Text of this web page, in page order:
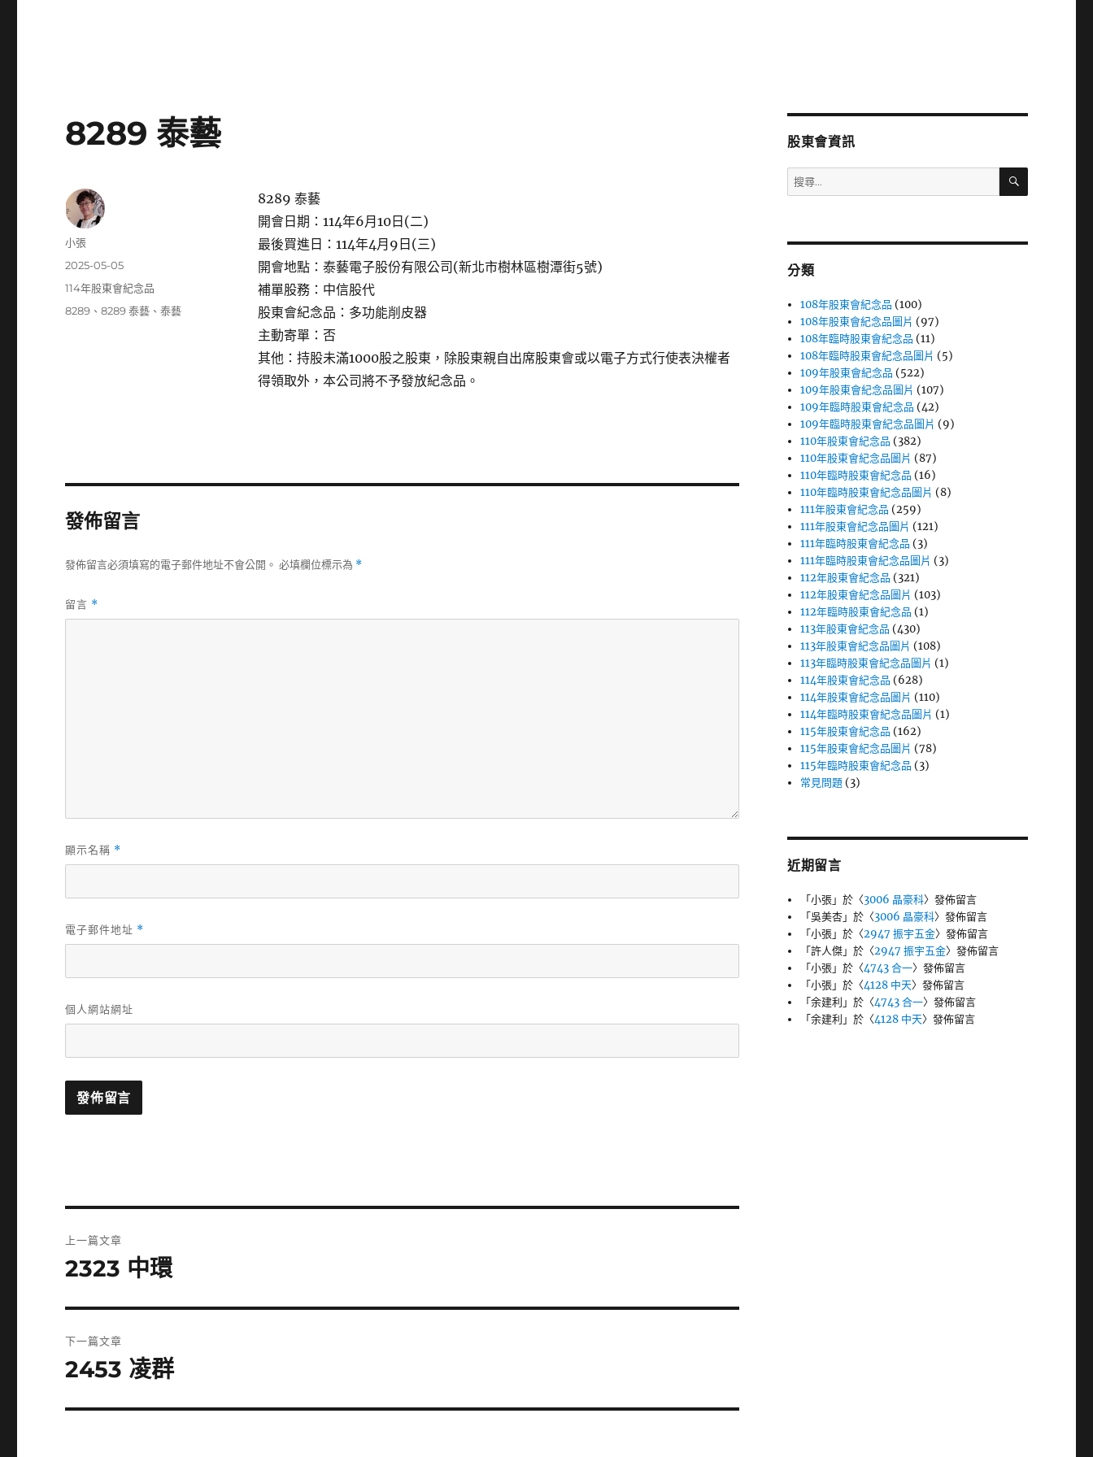
8289 泰藝
8289 泰藝
開會日期：114年6月10日(二)
最後買進日：114年4月9日(三)
開會地點：泰藝電子股份有限公司(新北市樹林區樹潭街5號)
補單股務：中信股代
股東會紀念品：多功能削皮器
主動寄單：否
其他：持股未滿1000股之股東，除股東親自出席股東會或以電子方式行使表決權者
得領取外，本公司將不予發放紀念品。
作
小張
發
期:
2025-05-05
分
114年股東會紀念品
標
8289 、8289 泰藝 、泰藝
發佈留言
發佈留言必須填寫的電子郵件地址不會公開。 必填欄位標示為 *
留言 *
顯示名稱 *
電子郵件地址 *
個人網站網址
章
上一篇文章
上
篇
文
2323 中環
下一篇文章
下
篇
2453 凌群
股東會資訊
搜
尋
字:
搜
分類
108年股東會紀念品 (100)
108年股東會紀念品圖片 (97)
108年臨時股東會紀念品 (11)
108年臨時股東會紀念品圖片 (5)
109年股東會紀念品 (522)
109年股東會紀念品圖片 (107)
109年臨時股東會紀念品 (42)
109年臨時股東會紀念品圖片 (9)
110年股東會紀念品 (382)
110年股東會紀念品圖片 (87)
110年臨時股東會紀念品 (16)
110年臨時股東會紀念品圖片 (8)
111年股東會紀念品 (259)
111年股東會紀念品圖片 (121)
111年臨時股東會紀念品 (3)
111年臨時股東會紀念品圖片 (3)
112年股東會紀念品 (321)
112年股東會紀念品圖片 (103)
112年臨時股東會紀念品 (1)
113年股東會紀念品 (430)
113年股東會紀念品圖片 (108)
113年臨時股東會紀念品圖片 (1)
114年股東會紀念品 (628)
114年股東會紀念品圖片 (110)
114年臨時股東會紀念品圖片 (1)
115年股東會紀念品 (162)
115年股東會紀念品圖片 (78)
115年臨時股東會紀念品 (3)
常見問題 (3)
近期留言
「小張」於〈3006 晶豪科〉發佈留言
「吳美杏」於〈3006 晶豪科〉發佈留言
「小張」於〈2947 振宇五金〉發佈留言
「許人傑」於〈2947 振宇五金〉發佈留言
「小張」於〈4743 合一〉發佈留言
「小張」於〈4128 中天〉發佈留言
「余建利 」於〈4743 合一〉發佈留言
「余建利 」於〈4128 中天〉發佈留言